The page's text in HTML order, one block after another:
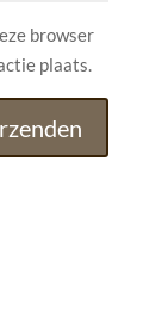
browser
plaats.